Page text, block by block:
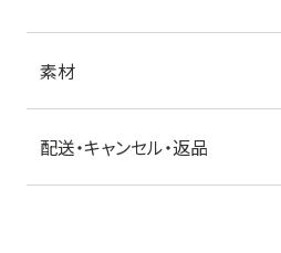
素材
配送・キャンセル・返品